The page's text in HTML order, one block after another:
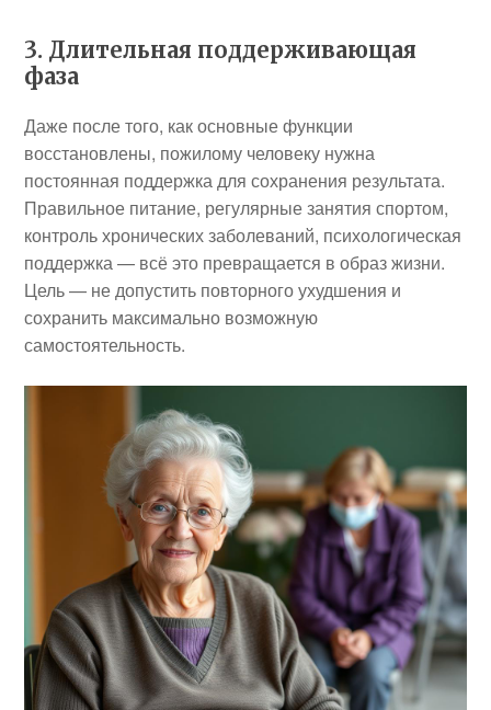
3. Длительная поддерживающая
фаза
Даже после того, как основные функции
восстановлены, пожилому человеку нужна
постоянная поддержка для сохранения результата.
Правильное питание, регулярные занятия спортом,
контроль хронических заболеваний, психологическая
поддержка — всё это превращается в образ жизни.
Цель — не допустить повторного ухудшения и
сохранить максимально возможную
самостоятельность.